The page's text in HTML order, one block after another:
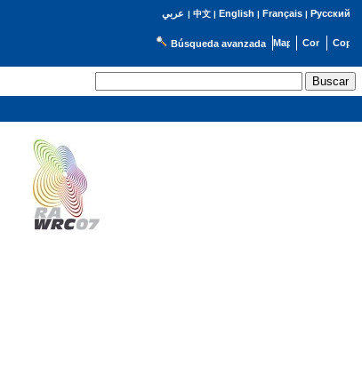
عربي | 中文| English | Français| Русский
Búsqueda avanzada